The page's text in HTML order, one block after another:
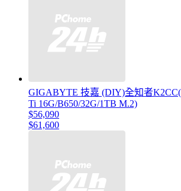
GIGABYTE 技嘉 (DIY)全知者
Ti 16G/B650/32G/1TB M.2)
$56,090
$61,600